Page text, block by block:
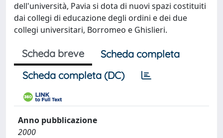
dell'università, Pavia si dota di nuovi spazi costituiti
dai collegi di educazione degli ordini e dei due
collegi universitari, Borromeo e Ghislieri.
Scheda breve
Scheda completa
Scheda completa (DC)
Anno pubblicazione
2000